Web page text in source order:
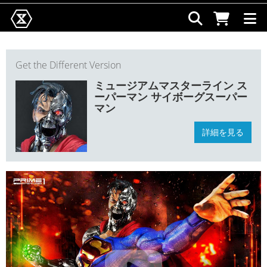
Get the Different Version
ミュージアムマスターライン ス
ーパーマン サイボーグスーパー
マン
詳細を見る